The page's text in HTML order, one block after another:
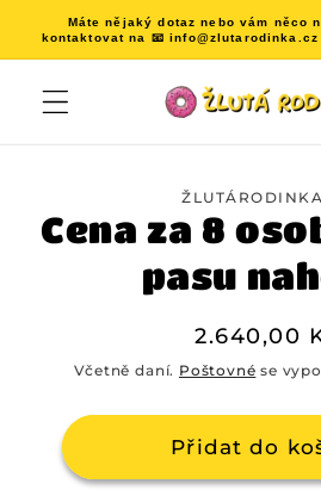
Přejít k
obsahu
Máte nějaký dotaz nebo vám něco
kontaktovat na 📧
produktu
Cena za 8
pasu
Běžná
cena
2.640,00
Včetně daní. Poštovné se
Přidat do